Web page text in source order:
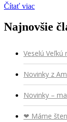
Čítať viac
Najnovšie
Veselú Veľkú
Novinky z
Novinky –
❤ Máme